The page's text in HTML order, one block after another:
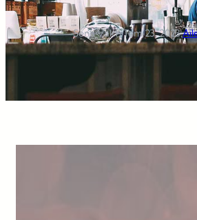
Sena Vakfı·Tem 23, 2023·